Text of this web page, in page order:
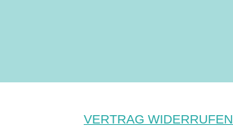
VERTRAG WIDERRUFEN